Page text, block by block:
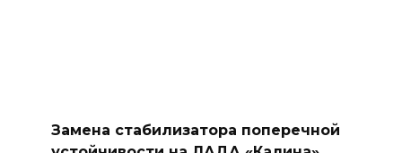
Замена стабилизатора поперечной